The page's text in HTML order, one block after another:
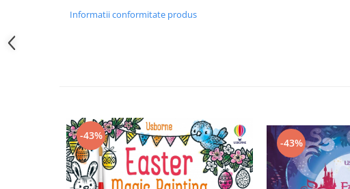
Informatii conformitate produs
-43%
-43%